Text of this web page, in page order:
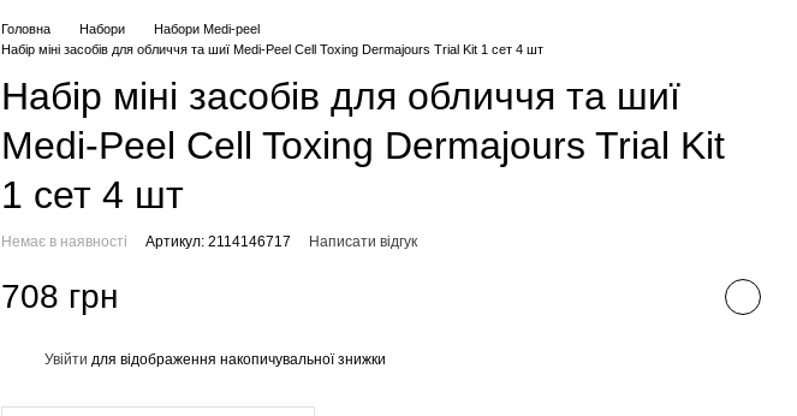
Головна Набори
Набори Medi-peel
Набір міні засобів для обличчя та шиї Medi-Peel Cell Toxing Dermajours Trial Kit 1 сет 4 шт
Набір міні засобів для обличчя та шиї
Medi-Peel Cell Toxing Dermajours Trial Kit
1 сет 4 шт
Немає в наявності Артикул: 2114146717 Написати відгук
708 грн
Увійти для відображення накопичувальної знижки